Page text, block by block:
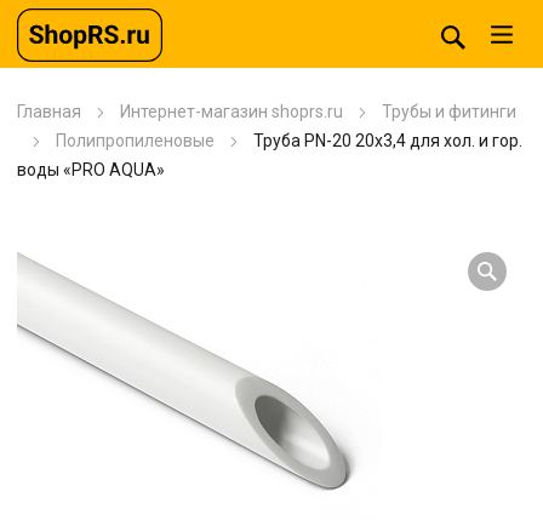
Главная Интернет-магазин shoprs.ru
Трубы и фитинги
Полипропиленовые
Труба PN-20 20х3,4 для хол. и гор.
воды «PRO AQUA»